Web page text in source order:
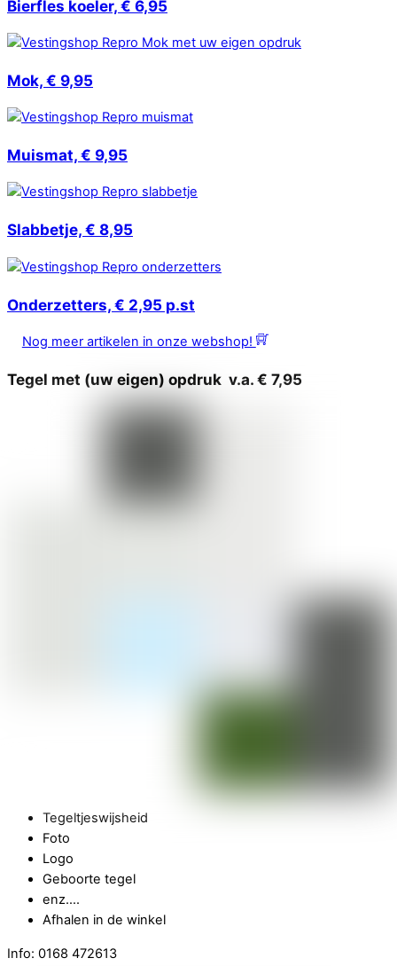
Bierfles koeler, € 6,95
Mok, € 9,95
Muismat, € 9,95
Slabbetje, € 8,95
Onderzetters, € 2,95 p.st
Nog meer artikelen in onze webshop!
Tegel met (uw eigen) opdruk v.a. € 7,95
Tegeltjeswijsheid
Foto
Logo
Geboorte tegel
enz….
Afhalen in de winkel
Info: 0168 472613